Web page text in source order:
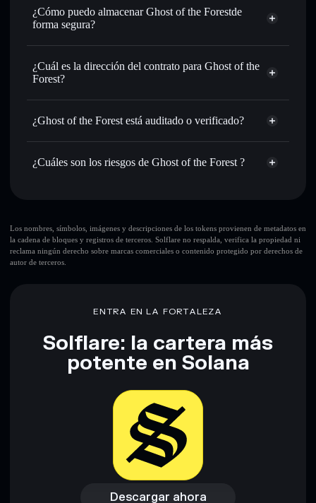
tu precio objetivo para 幽灵
Utilizar DCA
largo del tiempo
Enviar de forma privada
: transferir 幽灵 sin vincular
públicamente las carteras usando el agregador de privacidad
precio, volumen, capitalización de mercado y liquidez de
sin custodia donde tú controla tus claves privadas
¿Cómo puedo almacenar Ghost of the Forestde
forma segura?
Ghost of the Forest
¿Cuál es la dirección del contrato para Ghost of the
Forest?
Ghost of the
DqWcZwmJst13e1Dzu3rKcKEJoFr5e1XnRa3p5nwRpump
幽灵 cartera Solflare
¿Ghost of the Forest está auditado o verificado?
Ghost of the Forest no está verificado actualmente
¿Cuáles son los riesgos de Ghost of the Forest ?
Ghost of the Forest
liquidez limitada
financiero. Investiga siempre por tu cuenta. Datos
Los nombres, símbolos, imágenes y descripciones de los tokens provienen de metadatos en
la cadena de bloques y registros de terceros. Solflare no respalda, verifica la propiedad ni
reclama ningún derecho sobre marcas comerciales o contenido protegido por derechos de
autor de terceros.
ENTRA EN LA FORTALEZA
Solflare: la cartera más
potente en Solana
Descargar ahora
Descargar ahora
Acceder a la billetera